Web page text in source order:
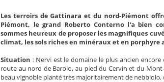
Les terroirs de Gattinara et du nord-Piémont
Piémont, le grand Roberto Conterno l'a bien
sommes heureux de proposer les magnifiques
climat, les sols riches en minéraux et en
Situation : Nervi est le domaine le plus ancien
route au nord de Barolo, au pied du Cervin et du
beau vignoble planté très majoritairement de nebbiolo,